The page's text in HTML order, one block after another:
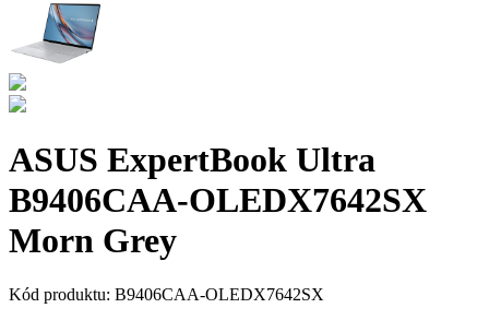
ASUS ExpertBook Ultra
B9406CAA-OLEDX7642SX
Morn Grey
Kód produktu: B9406CAA-OLEDX7642SX